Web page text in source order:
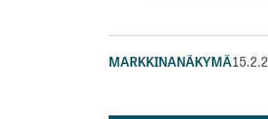
MARKKINANÄKYMÄ